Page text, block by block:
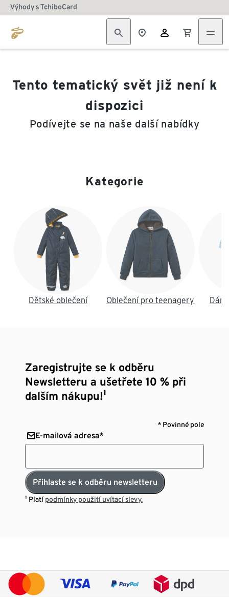
Výhody s TchiboCard
Tento tematický svět již není k
dispozici
Podívejte se na naše další nabídky
Kategorie
Dětské oblečení Oblečení pro teenagery
Zaregistrujte se k odběru
Newsletteru a ušetřete 10 % při
dalším nákupu!¹
* Povinné pole
E-mailová adresa*
Přihlaste se k odběru newsletteru
¹ Platípodmínky použití uvítací slevy.